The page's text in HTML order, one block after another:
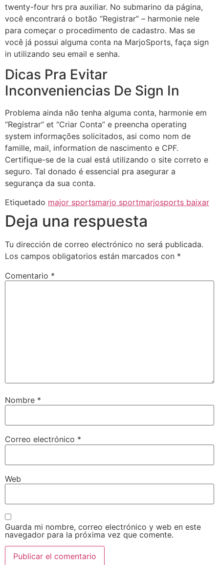
twenty-four hrs pra auxiliar. No submarino da página,
você encontrará o botão “Registrar” – harmonie nele
para começar o procedimento de cadastro. Mas se
você já possui alguma conta na MarjoSports, faça sign
in utilizando seu email e senha.
Dicas Pra Evitar
Inconveniencias De Sign In
Problema ainda não tenha alguma conta, harmonie em
“Registrar” et “Criar Conta” e preencha operating
system informações solicitados, asi como nom de
famille, mail, information de nascimento e CPF.
Certifique-se de la cual está utilizando o site correto e
seguro. Tal donado é essencial pra asegurar a
segurança da sua conta.
Etiquetado major sportsmarjo sportmarjosports baixar
Deja una respuesta
Tu dirección de correo electrónico no será publicada.
Los campos obligatorios están marcados con *
Comentario *
Nombre *
Correo electrónico *
Web
Guarda mi nombre, correo electrónico y web en este
navegador para la próxima vez que comente.